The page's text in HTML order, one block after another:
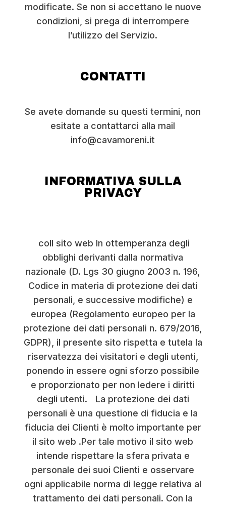
modificate. Se non si accettano le nuove
condizioni, si prega di interrompere
l’utilizzo del Servizio.
CONTATTI
Se avete domande su questi termini, non
esitate a contattarci alla mail
info@cavamoreni.it
INFORMATIVA SULLA
PRIVACY
coIl sito web In ottemperanza degli
obblighi derivanti dalla normativa
nazionale (D. Lgs 30 giugno 2003 n. 196,
Codice in materia di protezione dei dati
personali, e successive modifiche) e
europea (Regolamento europeo per la
protezione dei dati personali n. 679/2016,
GDPR), il presente sito rispetta e tutela la
riservatezza dei visitatori e degli utenti,
ponendo in essere ogni sforzo possibile
e proporzionato per non ledere i diritti
degli utenti. La protezione dei dati
personali è una questione di fiducia e la
fiducia dei Clienti è molto importante per
il sito web .Per tale motivo il sito web
intende rispettare la sfera privata e
personale dei suoi Clienti e osservare
ogni applicabile norma di legge relativa al
trattamento dei dati personali. Con la